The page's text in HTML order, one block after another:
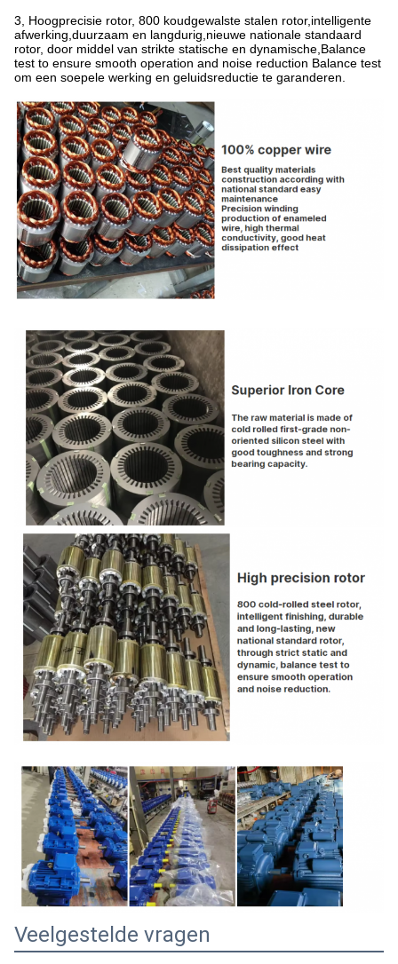
3, Hoogprecisie rotor, 800 koudgewalste stalen rotor,intelligente
afwerking,duurzaam en langdurig,nieuwe nationale standaard
rotor, door middel van strikte statische en dynamische,Balance
test to ensure smooth operation and noise reduction Balance test
om een soepele werking en geluidsreductie te garanderen.
Veelgestelde vragen